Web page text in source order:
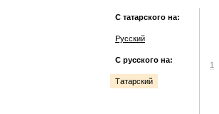
С татарского на:
Русский
С русского на:
Татарский
1